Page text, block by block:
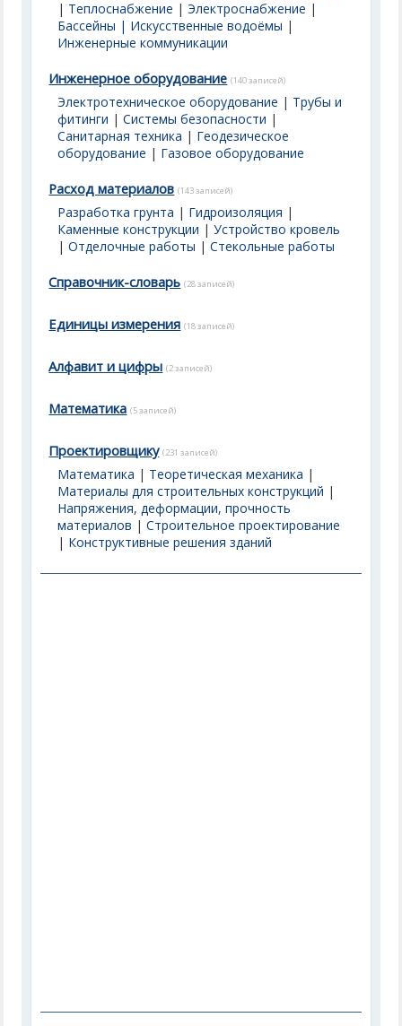
| Теплоснабжение |Электроснабжение |
Бассейны | Искусственные водоёмы |
Инженерные коммуникации
Инженерное оборудование (140 записей)
Электротехническое оборудование | Трубы и
фитинги |Системы безопасности |
Санитарная техника | Геодезическое
оборудование | Газовое оборудование
Расход материалов (143 записей)
Разработка грунта | Гидроизоляция |
Каменные конструкции |Устройство кровель
|Отделочные работы |Стекольные работы
Справочник-словарь (28 записей)
Единицы измерения (18 записей)
Алфавит и цифры (2 записей)
Математика (5 записей)
Проектировщику (231 записей)
Математика | Теоретическая механика |
Материалы для строительных конструкций |
Напряжения, деформации, прочность
материалов |Строительное проектирование
| Конструктивные решения зданий